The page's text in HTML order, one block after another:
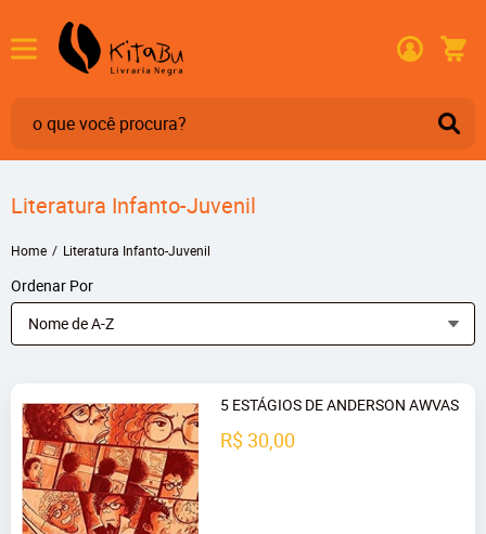
Literatura Infanto-Juvenil
Home Literatura Infanto-Juvenil
Ordenar Por
Nome de A-Z
5 ESTÁGIOS DE ANDERSON AWVAS
R$ 30,00